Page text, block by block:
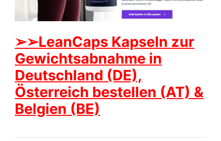
➢➢LeanCaps Kapseln zur
Gewichtsabnahme in
Deutschland (DE),
Österreich bestellen (AT) &
Belgien (BE)